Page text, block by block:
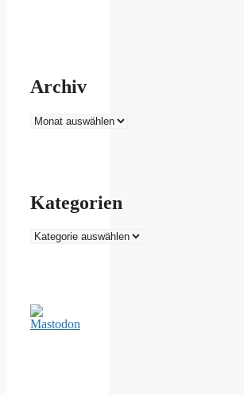
Archiv
Archiv
Kategorien
Kategorien